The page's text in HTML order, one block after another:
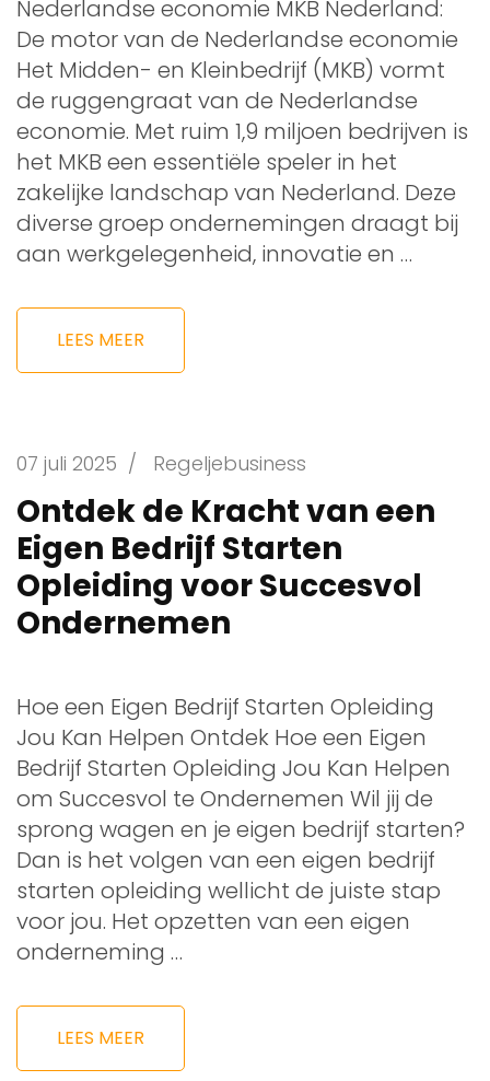
Nederlandse economie MKB Nederland:
De motor van de Nederlandse economie
Het Midden- en Kleinbedrijf (MKB) vormt
de ruggengraat van de Nederlandse
economie. Met ruim 1,9 miljoen bedrijven is
het MKB een essentiële speler in het
zakelijke landschap van Nederland. Deze
diverse groep ondernemingen draagt bij
aan werkgelegenheid, innovatie en …
LEES MEER
07 juli 2025 / Regeljebusiness
Ontdek de Kracht van een
Eigen Bedrijf Starten
Opleiding voor Succesvol
Ondernemen
Hoe een Eigen Bedrijf Starten Opleiding
Jou Kan Helpen Ontdek Hoe een Eigen
Bedrijf Starten Opleiding Jou Kan Helpen
om Succesvol te Ondernemen Wil jij de
sprong wagen en je eigen bedrijf starten?
Dan is het volgen van een eigen bedrijf
starten opleiding wellicht de juiste stap
voor jou. Het opzetten van een eigen
onderneming …
LEES MEER